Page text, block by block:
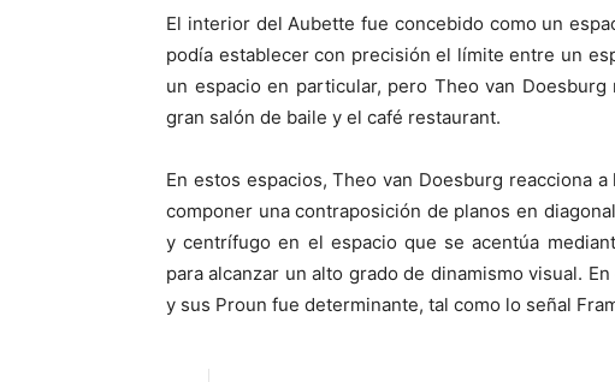
El interior del Aubette fue concebido como un
podía establecer con precisión el límite entre un
un espacio en particular, pero Theo van
gran salón de baile y el café restaurant.
En estos espacios, Theo van Doesburg reacciona
componer una contraposición de planos en
y centrífugo en el espacio que se acentúa
para alcanzar un alto grado de dinamismo visual.
y sus Proun fue determinante, tal como lo señal